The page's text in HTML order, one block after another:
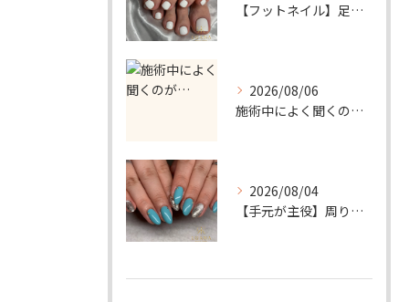
【フットネイル】足元がパッと映える！ホワイトワンカラーネイル
2026/08/06
施術中によく聞くのが…
2026/08/04
【手元が主役】周りと差がつく！ターコイズ×シルバーラメのアクセントネイル